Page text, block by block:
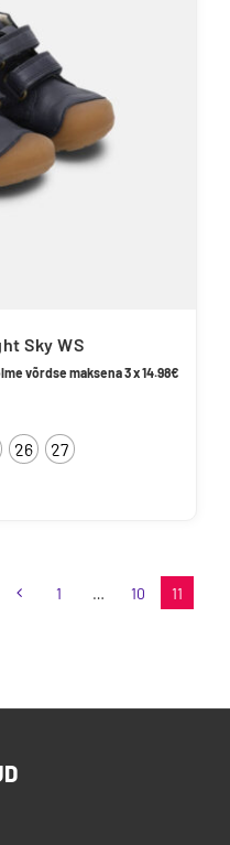
Sky WS
võrdse maksena 3 x14.98€
26 27
1 … 10 11